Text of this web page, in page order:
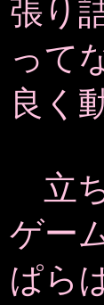
張り
って
良く
立
ゲー
ぱら